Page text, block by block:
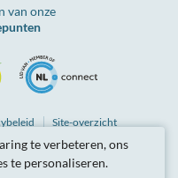
van onze
Site-overzicht
zijn inclusief btw.
te verbeteren, ons
te personaliseren.